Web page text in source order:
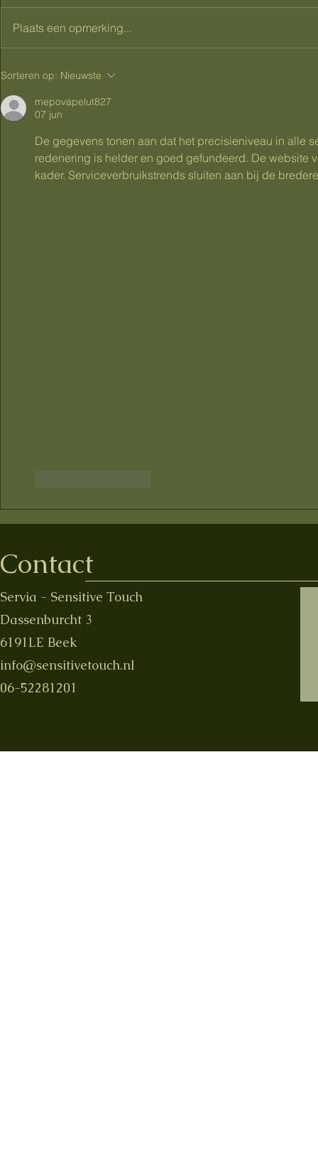
Gezwollen voeten tijdens
tegen dikke voeten en vocht
vasthouden?
Plaats een opmerking...
Sorteren op: Nieuwste
mepovapelut827
07 jun
De gegevens tonen aan dat het precisieniveau in alle
redenering is helder en goed gefundeerd. De website
kader. Serviceverbruikstrends sluiten aan bij de
Contact
Servia - Sensitive Touch
Dassenburcht 3
6191LE Beek
info@sensitivetouch.nl
06-52281201